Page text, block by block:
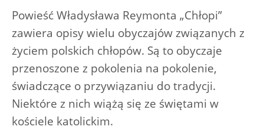
Powieść Władysława Reymonta „Chłopi”
zawiera opisy wielu obyczajów związanych z
życiem polskich chłopów. Są to obyczaje
przenoszone z pokolenia na pokolenie,
świadczące o przywiązaniu do tradycji.
Niektóre z nich wiążą się ze świętami w
kościele katolickim.